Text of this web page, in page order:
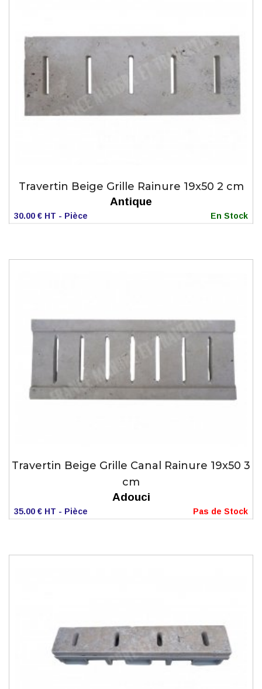
Travertin Beige Grille Rainure 19x50 2 cm
Antique
30.00 € HT - Pièce En Stock
Travertin Beige Grille Canal Rainure 19x50 3
cm
Adouci
35.00 € HT - Pièce Pas de Stock